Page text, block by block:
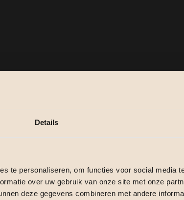
Details
te personaliseren, om functies voor social media
over uw gebruik van onze site met onze
deze gegevens combineren met andere